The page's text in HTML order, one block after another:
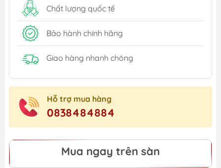
Chất lượng quốc tế
Bảo hành chính hãng
Giao hàng nhanh chóng
Hỗ trợ mua hàng
0838484884
Mua ngay trên sàn